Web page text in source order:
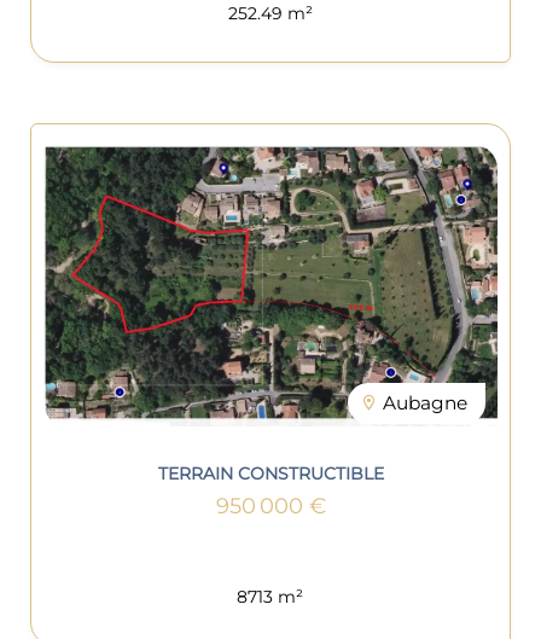
252.49 m²
Aubagne
TERRAIN CONSTRUCTIBLE
950 000 €
8713 m²